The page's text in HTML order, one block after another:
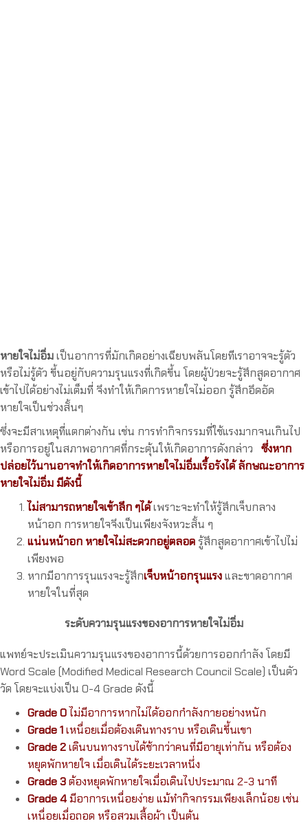
หายใจไม่อิ่มเป็นอาการที่มักเกิดอย่างเฉียบพลันโดยทีเราอาจจะรู้ตัว
หรือไม่รู้ตัว ขึ้นอยู่กับความรุนแรงที่เกิดขึ้น โดยผู้ป่วยจะรู้สึกสูดอากาศ
เข้าไปได้อย่างไม่เต็มที่ จึงทำให้เกิดการหายใจไม่ออก รู้สึกอึดอัด
หายใจเป็นช่วงสั้นๆ
ซึ่งจะมีสาเหตุที่แตกต่างกัน เช่น การทำกิจกรรมที่ใช้แรงมากจนเกินไป
หรือการอยู่ในสภาพอากาศที่กระตุ้นให้เกิดอาการดังกล่าว
ซึ่งหาก
ปล่อยไว้นานอาจทำให้เกิดอาการหายใจไม่อิ่มเรื้อรังได้ ลักษณะอาการ
หายใจไม่อิ่ม มีดังนี้
ไม่สามารถหายใจเข้าลึก ๆได้เพราะจะทำให้รู้สึกเจ็บกลาง
หน้าอก การหายใจจึงเป็นเพียงจังหวะสั้น ๆ
แน่นหน้าอก หายใจไม่สะดวกอยู่ตลอดรู้สึกสูดอากาศเข้าไปไม่
เพียงพอ
หากมีอาการรุนแรงจะรู้สึกเจ็บหน้าอกรุนแรงและขาดอากาศ
หายใจในที่สุด
ระดับความรุนแรงของอาการหายใจไม่อิ่ม
แพทย์จะประเมินความรุนแรงของอาการนี้ด้วยการออกกำลัง โดยมี
Word Scale (Modified Medical Research Council Scale) เป็นตัว
วัด โดยจะแบ่งเป็น 0-4 Grade ดังนี้
Grade 0 ไม่มีอาการหากไม่ได้ออกกำลังกายอย่างหนัก
Grade 1เหนื่อยเมื่อต้องเดินทางราบ หรือเดินขึ้นเขา
Grade 2เดินบนทางราบได้ช้ากว่าคนที่มีอายุเท่ากัน หรือต้อง
หยุดพักหายใจ เมื่อเดินได้ระยะเวลาหนึ่ง
Grade 3ต้องหยุดพักหายใจเมื่อเดินไปประมาณ 2-3 นาที
Grade 4มีอาการเหนื่อยง่าย แม้ทำกิจกรรมเพียงเล็กน้อย เช่น
เหนื่อยเมื่อถอด หรือสวมเสื้อผ้า เป็นต้น